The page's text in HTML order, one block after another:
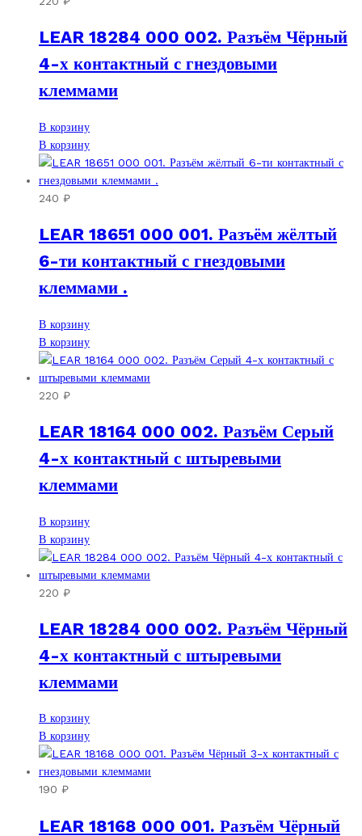
LEAR 18284 000 002. Разъём Чёрный
4-х контактный с гнездовыми
клеммами
В корзину
В корзину
240 ₽
LEAR 18651 000 001. Разъём жёлтый
6-ти контактный с гнездовыми
клеммами .
В корзину
В корзину
220 ₽
LEAR 18164 000 002. Разъём Серый
4-х контактный с штыревыми
клеммами
В корзину
В корзину
220 ₽
LEAR 18284 000 002. Разъём Чёрный
4-х контактный с штыревыми
клеммами
В корзину
В корзину
190 ₽
LEAR 18168 000 001. Разъём Чёрный